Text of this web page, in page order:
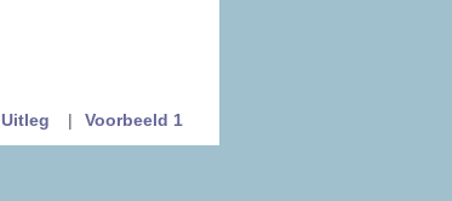
Voorbeeld 1
|
Uitleg